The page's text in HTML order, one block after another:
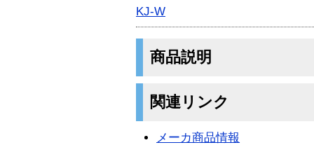
KJ-W
商品説明
関連リンク
メーカ商品情報